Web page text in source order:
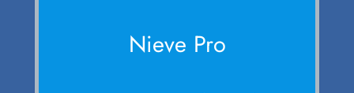
Nieve Pro